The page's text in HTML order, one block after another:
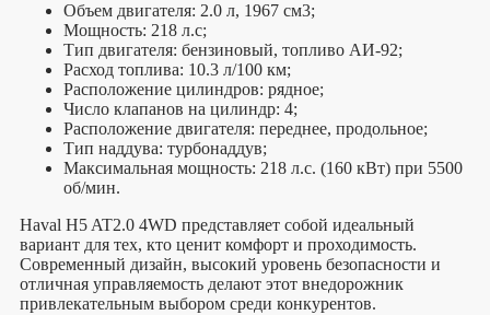
Объем двигателя: 2.0 л, 1967 см3;
Мощность: 218 л.с;
Тип двигателя: бензиновый, топливо АИ-92;
Расход топлива: 10.3 л/100 км;
Расположение цилиндров: рядное;
Число клапанов на цилиндр: 4;
Расположение двигателя: переднее, продольное;
Тип наддува: турбонаддув;
Максимальная мощность: 218 л.с. (160 кВт) при 5500
об/мин.
Haval H5 AT2.0 4WD представляет собой идеальный
вариант для тех, кто ценит комфорт и проходимость.
Современный дизайн, высокий уровень безопасности и
отличная управляемость делают этот внедорожник
привлекательным выбором среди конкурентов.